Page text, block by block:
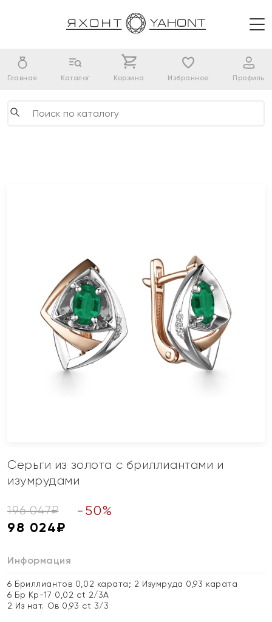
Главная Каталог Корзина Избранное Профиль
Серьги из золота с бриллиантами и
изумрудами
196 047₽ - 50%
98 024₽
Информация
6 Бриллиантов 0,02 карата; 2 Изумруда 0,93 карата
6 Бр Кр-17 0,02 ct 2/3А
2 Из нат. Ов 0,93 ct 3/3